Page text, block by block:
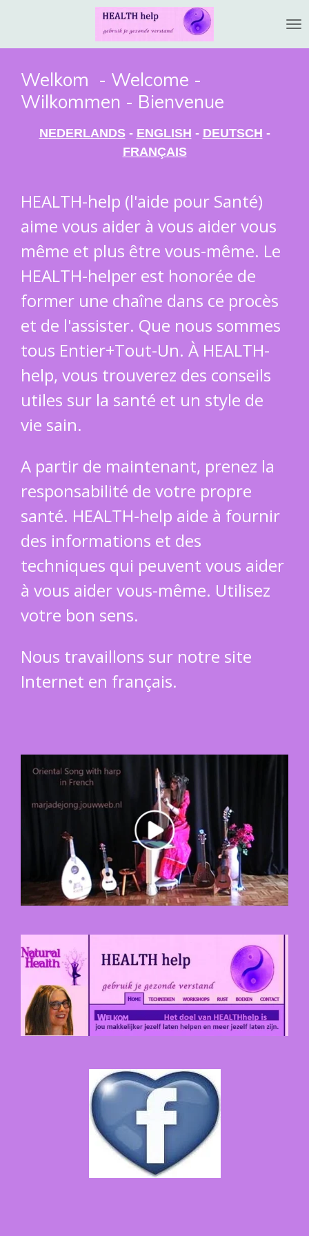
naar
hoofdinhoud
Welkom - Welcome -
Wilkommen - Bienvenue
NEDERLANDS- ENGLISH - DEUTSCH -
FRANÇAIS
HEALTH-help (l'aide pour Santé)
aime vous aider à vous aider vous
même et plus être vous-même. Le
HEALTH-helper est honorée de
former une chaîne dans ce procès
et de l'assister. Que nous sommes
tous Entier+Tout-Un. À HEALTH-
help, vous trouverez des conseils
utiles sur la santé et un style de
vie sain.
A partir de maintenant, prenez la
responsabilité de votre propre
santé. HEALTH-help aide à fournir
des informations et des
techniques qui peuvent vous aider
à vous aider vous-même. Utilisez
votre bon sens.
Nous travaillons sur notre site
Internet en français.